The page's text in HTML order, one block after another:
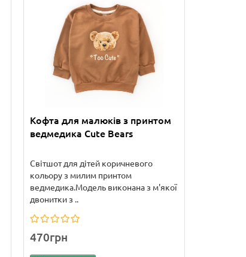
Кофта для малюків з принтом
ведмедика Cute Bears
Світшот для дітей коричневого
кольору з милим принтом
ведмедика.Модель виконана з м'якої
двонитки з ..
470грн